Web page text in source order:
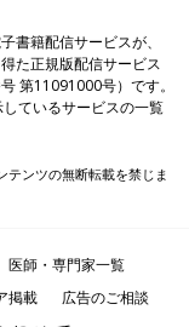
書籍配信サービスが、
た正規版配信サービス
第11091000号）です。
ているサービスの一覧
テンツの無断転載を禁じま
医師・専門家一覧
掲載
広告のご相談